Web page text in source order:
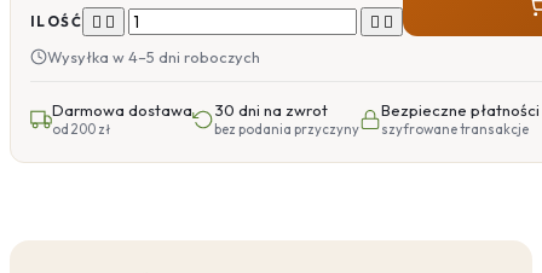
ILOŚĆ    
Wysyłka w 4–5 dni roboczych
Darmowa dostawa
od 200 zł
30 dni na zwrot
bez podania przyczyny
Bezpieczne płatności
szyfrowane transakcje